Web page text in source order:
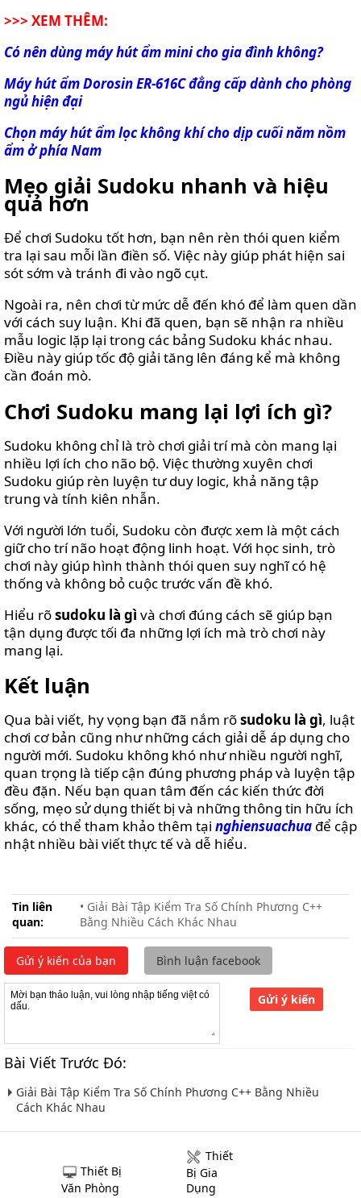
>>> XEM THÊM:
Có nên dùng máy hút ẩm mini cho gia đình không?
Máy hút ẩm Dorosin ER-616C đẳng cấp dành cho phòng
ngủ hiện đại
Chọn máy hút ẩm lọc không khí cho dịp cuối năm nồm
ẩm ở phía Nam
Mẹo giải Sudoku nhanh và hiệu
quả hơn
Để chơi Sudoku tốt hơn, bạn nên rèn thói quen kiểm
tra lại sau mỗi lần điền số. Việc này giúp phát hiện sai
sót sớm và tránh đi vào ngõ cụt.
Ngoài ra, nên chơi từ mức dễ đến khó để làm quen dần
với cách suy luận. Khi đã quen, bạn sẽ nhận ra nhiều
mẫu logic lặp lại trong các bảng Sudoku khác nhau.
Điều này giúp tốc độ giải tăng lên đáng kể mà không
cần đoán mò.
Chơi Sudoku mang lại lợi ích gì?
Sudoku không chỉ là trò chơi giải trí mà còn mang lại
nhiều lợi ích cho não bộ. Việc thường xuyên chơi
Sudoku giúp rèn luyện tư duy logic, khả năng tập
trung và tính kiên nhẫn.
Với người lớn tuổi, Sudoku còn được xem là một cách
giữ cho trí não hoạt động linh hoạt. Với học sinh, trò
chơi này giúp hình thành thói quen suy nghĩ có hệ
thống và không bỏ cuộc trước vấn đề khó.
Hiểu rõsudoku là gì và chơi đúng cách sẽ giúp bạn
tận dụng được tối đa những lợi ích mà trò chơi này
mang lại.
Kết luận
Qua bài viết, hy vọng bạn đã nắm rõsudoku là gì, luật
chơi cơ bản cũng như những cách giải dễ áp dụng cho
người mới. Sudoku không khó như nhiều người nghĩ,
quan trọng là tiếp cận đúng phương pháp và luyện tập
đều đặn. Nếu bạn quan tâm đến các kiến thức đời
sống, mẹo sử dụng thiết bị và những thông tin hữu ích
khác, có thể tham khảo thêm tại nghiensuachua để cập
nhật nhiều bài viết thực tế và dễ hiểu.
Tin liên
quan:
• Giải Bài Tập Kiểm Tra Số Chính Phương C++
Bằng Nhiều Cách Khác Nhau
Gửi ý kiến của bạn Bình luận facebook
Gửi ý kiến
Bài Viết Trước Đó:
Giải Bài Tập Kiểm Tra Số Chính Phương C++ Bằng Nhiều
Cách Khác Nhau
Thiết Bị
Văn Phòng
Thiết
Bị Gia
Dụng